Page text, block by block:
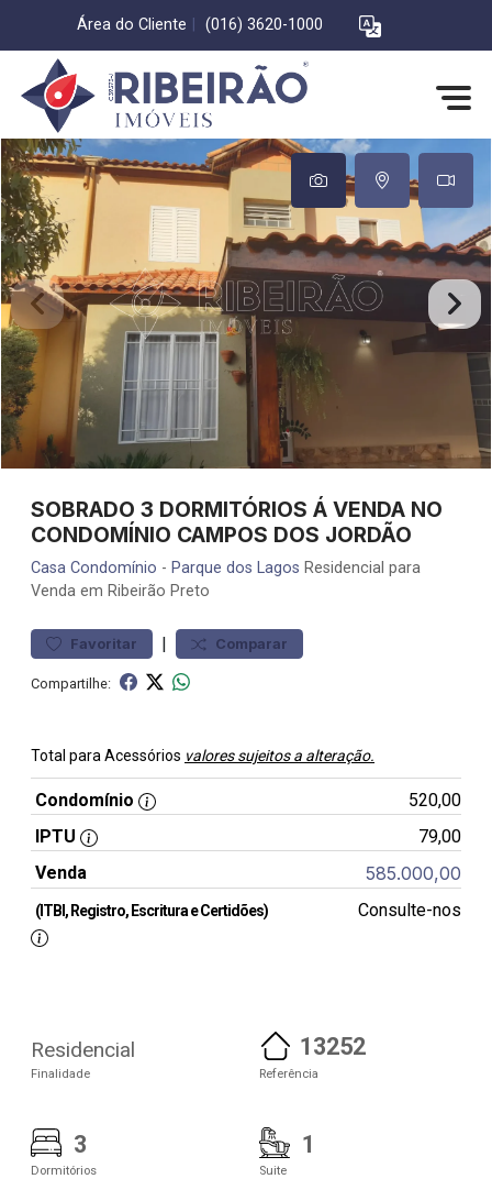
Área do Cliente (016) 3620-1000
SOBRADO 3 DORMITÓRIOS Á VENDA NO
CONDOMÍNIO CAMPOS DOS JORDÃO
Casa Condomínio - Parque dos Lagos Residencial para
Venda em Ribeirão Preto
Favoritar | Comparar
Compartilhe:
Total para Acessórios valores sujeitos a alteração.
Condomínio
520,00
IPTU
79,00
Venda
585.000,00
(ITBI, Registro, Escritura e Certidões) Consulte-nos
Residencial
Finalidade
13252
Referência
3
Dormitórios
1
Suite